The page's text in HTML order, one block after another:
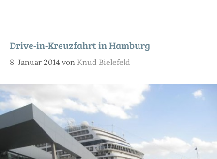
Drive-in-Kreuzfahrt in Hamburg
8. Januar 2014 von Knud Bielefeld